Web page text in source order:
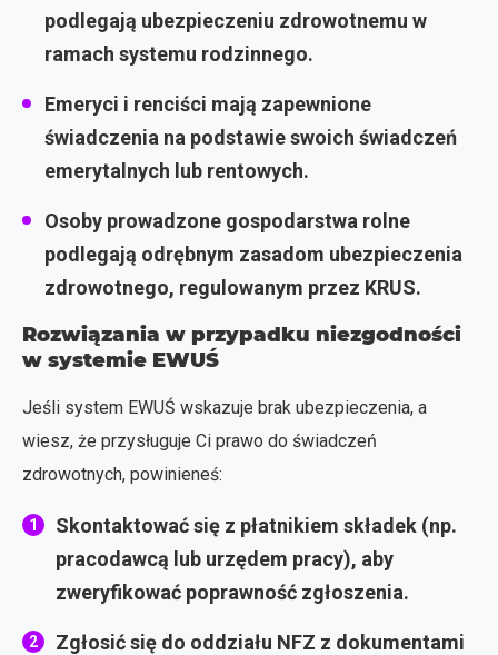
podlegają ubezpieczeniu zdrowotnemu w
ramach systemu rodzinnego.
Emeryci i renciści mają zapewnione
świadczenia na podstawie swoich świadczeń
emerytalnych lub rentowych.
Osoby prowadzone gospodarstwa rolne
podlegają odrębnym zasadom ubezpieczenia
zdrowotnego, regulowanym przez KRUS.
Rozwiązania w przypadku niezgodności
w systemie EWUŚ
Jeśli system EWUŚ wskazuje brak ubezpieczenia, a
wiesz, że przysługuje Ci prawo do świadczeń
zdrowotnych, powinieneś:
Skontaktować się z płatnikiem składek (np.
pracodawcą lub urzędem pracy), aby
zweryfikować poprawność zgłoszenia.
Zgłosić się do oddziału NFZ z dokumentami